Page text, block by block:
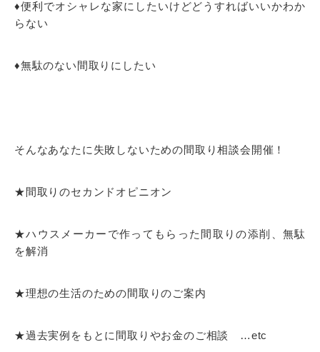
♦便利でオシャレな家にしたいけどどうすればいいかわか
らない
♦無駄のない間取りにしたい
そんなあなたに失敗しないための間取り相談会開催！
★間取りのセカンドオピニオン
★ハウスメーカーで作ってもらった間取りの添削、無駄
を解消
★理想の生活のための間取りのご案内
★過去実例をもとに間取りやお金のご相談 …etc